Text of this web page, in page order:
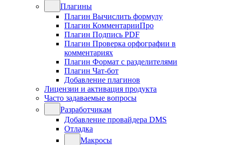
Плагины
Плагин Вычислить формулу
Плагин КомментарииПро
Плагин Подпись PDF
Плагин Проверка орфографии в
комментариях
Плагин Формат с разделителями
Плагин Чат-бот
Добавление плагинов
Лицензии и активация продукта
Часто задаваемые вопросы
Разработчикам
Добавление провайдера DMS
Отладка
Макросы